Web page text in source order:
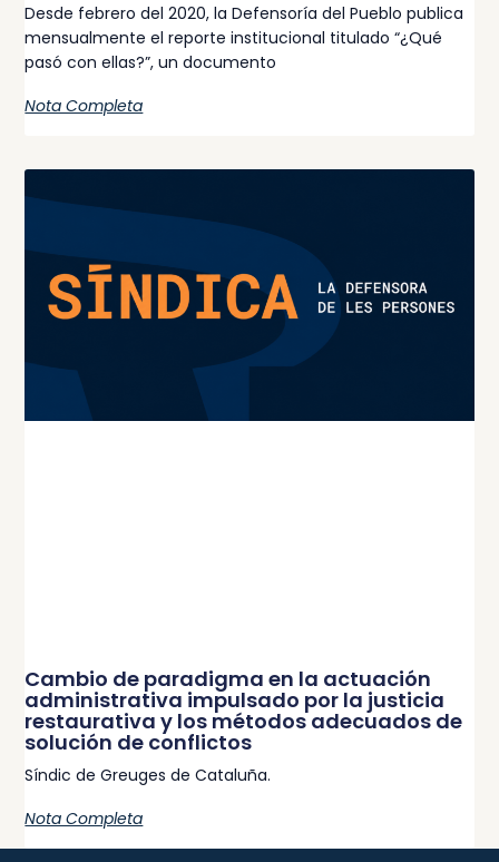
Desde febrero del 2020, la Defensoría del Pueblo publica
mensualmente el reporte institucional titulado “¿Qué
pasó con ellas?”, un documento
Nota Completa
Cambio de paradigma en la actuación
administrativa impulsado por la justicia
restaurativa y los métodos adecuados de
solución de conflictos
Síndic de Greuges de Cataluña.
Nota Completa